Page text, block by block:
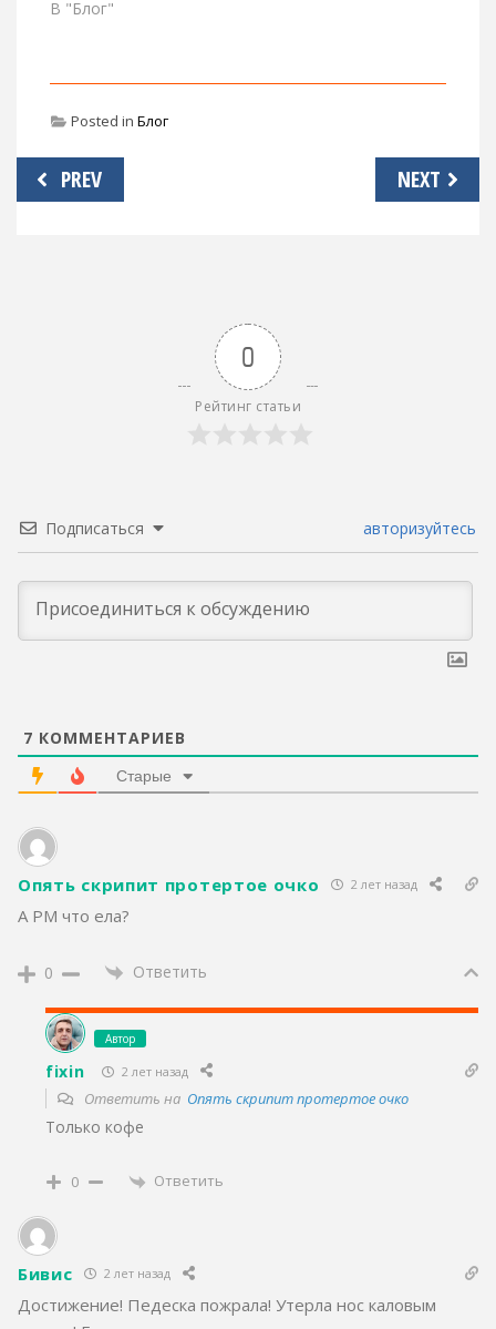
В "Блог"
Posted in Блог
Навигация
по
PREV NEXT
0
Рейтинг статьи
Подписаться авторизуйтесь
7 КОММЕНТАРИЕВ
Старые
Опять скрипит протертое очко 2 лет назад
А РМ что ела?
0 Ответить
Автор
fixin 2 лет назад
Ответить на Опять скрипит протертое очко
Только кофе
0 Ответить
Бивис 2 лет назад
Достижение! Педеска пожрала! Утерла нос каловым